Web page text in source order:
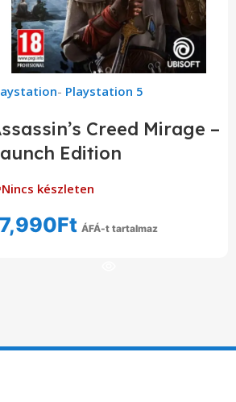
- Playstation 5
Creed Mirage –
Edition
készleten
Ft ÁFÁ-t tartalmaz